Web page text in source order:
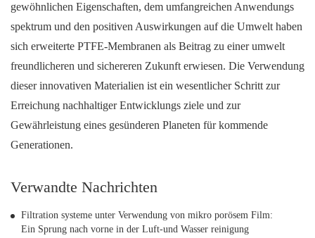
gewöhnlichen Eigenschaften, dem umfangreichen Anwendungs
spektrum und den positiven Auswirkungen auf die Umwelt haben
sich erweiterte PTFE-Membranen als Beitrag zu einer umwelt
freundlicheren und sichereren Zukunft erwiesen. Die Verwendung
dieser innovativen Materialien ist ein wesentlicher Schritt zur
Erreichung nachhaltiger Entwicklungs ziele und zur
Gewährleistung eines gesünderen Planeten für kommende
Generationen.
Verwandte Nachrichten
Filtration systeme unter Verwendung von mikro porösem Film:
Ein Sprung nach vorne in der Luft-und Wasser reinigung